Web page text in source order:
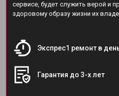
сервисе, будет служить верой и
здоровому образу жизни их
Экспрес1 ремонт в
Гарантия до 3-х лет